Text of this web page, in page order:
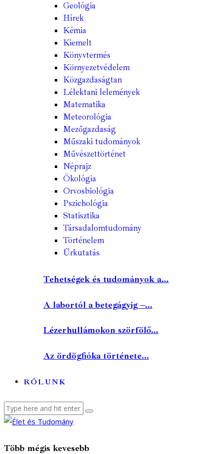
Geológia
Hírek
Kémia
Kiemelt
Könyvtermés
Környezetvédelem
Közgazdaságtan
Lélektani lelemények
Matematika
Meteorológia
Mezőgazdaság
Műszaki tudományok
Művészettörténet
Néprajz
Ökológia
Orvosbiológia
Pszichológia
Statisztika
Társadalomtudomány
Történelem
Űrkutatás
Tehetségek és tudományok a...
A labortól a betegágyig –...
Lézerhullámokon szörfölő...
Az ördögfióka története...
RÓLUNK
Több mégis kevesebb